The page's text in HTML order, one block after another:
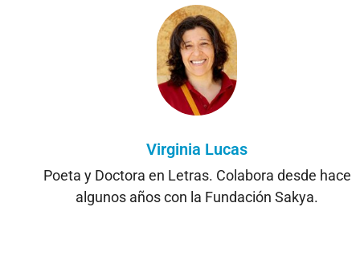
Virginia Lucas
Poeta y Doctora en Letras. Colabora desde hace
algunos años con la Fundación Sakya.